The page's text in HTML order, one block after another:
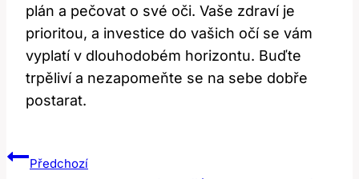
plán ‍a​ pečovat o své oči. Vaše ‍zdraví je
prioritou,‌ a investice do vašich očí se vám
vyplatí v dlouhodobém horizontu. Buďte
trpěliví a nezapomeňte se na sebe‍ dobře
postarat.
Navigace
Předchozí